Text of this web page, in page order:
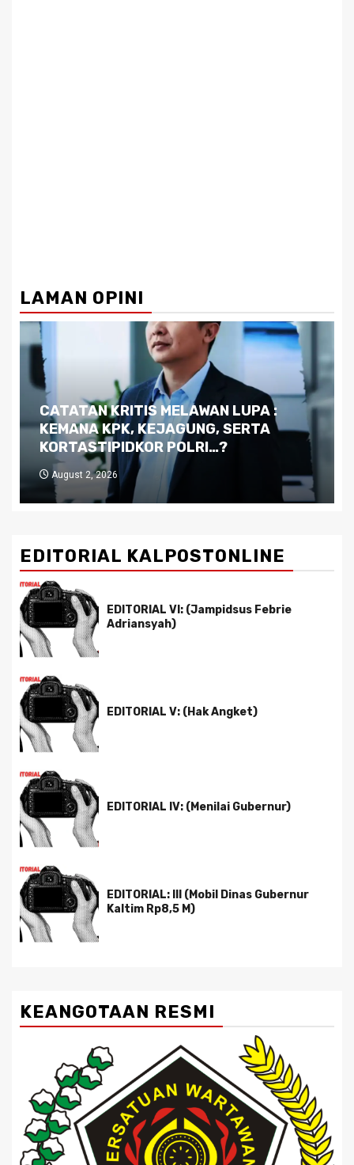
LAMAN OPINI
Dilema Kaltim di Tengah Krisis:
Kutukan Sumber Daya Alam dan
Pemimpin yang Tak Kreatif
July 29, 2026
EDITORIAL KALPOSTONLINE
EDITORIAL VI: (Jampidsus Febrie
Adriansyah)
EDITORIAL V: (Hak Angket)
EDITORIAL IV: (Menilai Gubernur)
EDITORIAL: III (Mobil Dinas Gubernur
Kaltim Rp8,5 M)
KEANGOTAAN RESMI